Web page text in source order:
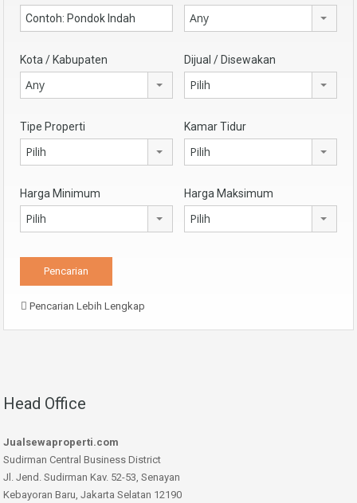
Any
Kota / Kabupaten
Any
Dijual / Disewakan
Pilih
Tipe Properti
Pilih
Kamar Tidur
Pilih
Harga Minimum
Pilih
Harga Maksimum
Pilih
Pencarian Lebih Lengkap
Head Office
Jualsewaproperti.com
Sudirman Central Business District
Jl. Jend. Sudirman Kav. 52-53, Senayan
Kebayoran Baru, Jakarta Selatan 12190